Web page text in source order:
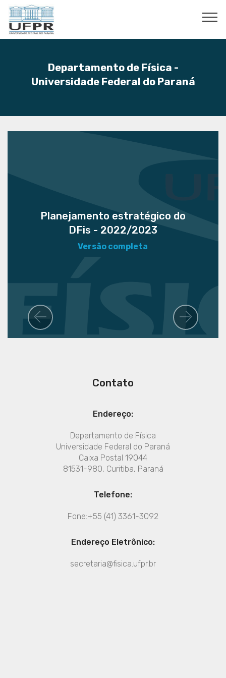
Departamento de Física -
Universidade Federal do Paraná
Planejamento estratégico do
DFis - 2022/2023
Versão completa
Previous Next
Contato
Endereço:
Departamento de Física
Universidade Federal do Paraná
Caixa Postal 19044
81531-980, Curitiba, Paraná
Telefone:
Fone:+55 (41) 3361-3092
Endereço Eletrônico:
secretaria@fisica.ufpr.br